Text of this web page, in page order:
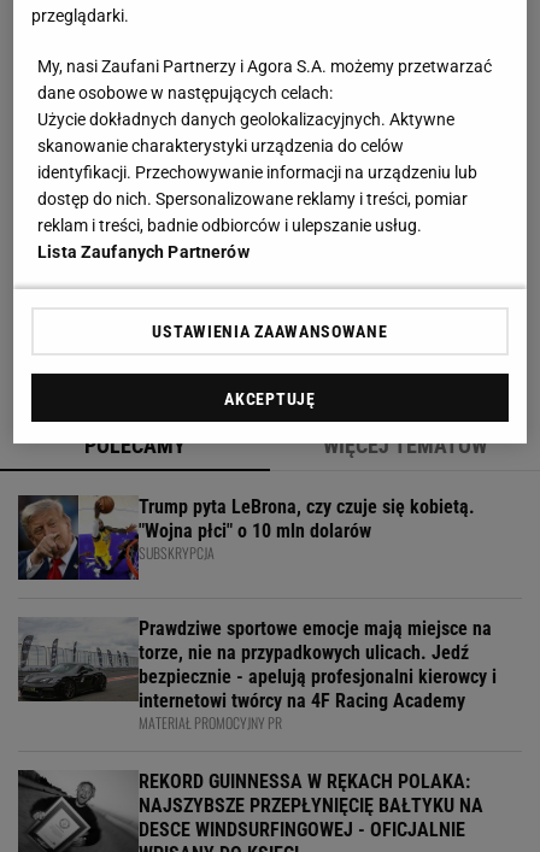
Pierwszy etap GAT zakończony. To strategiczna
inwestycja dla polskiego eksportu
MATERIAŁ PROMOCYJNY
Ależ wieści ws. Lewandowskiego. Barcelona
nagle ogłasza
Światowe media wydały werdykt ws. Sabalenki.
POLECAMY WIĘCEJ TEMATÓW
Trump pyta LeBrona, czy czuje się kobietą.
"Wojna płci" o 10 mln dolarów
SUBSKRYPCJA
Prawdziwe sportowe emocje mają miejsce na
torze, nie na przypadkowych ulicach. Jedź
bezpiecznie - apelują profesjonalni kierowcy i
internetowi twórcy na 4F Racing Academy
MATERIAŁ PROMOCYJNY PR
REKORD GUINNESSA W RĘKACH POLAKA:
NAJSZYBSZE PRZEPŁYNIĘCIĘ BAŁTYKU NA
DESCE WINDSURFINGOWEJ - OFICJALNIE
przeglądarki.
My, nasi Zaufani Partnerzy i Agora S.A. możemy przetwarzać
dane osobowe w następujących celach:
Użycie dokładnych danych geolokalizacyjnych. Aktywne
skanowanie charakterystyki urządzenia do celów
identyfikacji. Przechowywanie informacji na urządzeniu lub
dostęp do nich. Spersonalizowane reklamy i treści, pomiar
reklam i treści, badnie odbiorców i ulepszanie usług.
Lista Zaufanych Partnerów
USTAWIENIA ZAAWANSOWANE
AKCEPTUJĘ